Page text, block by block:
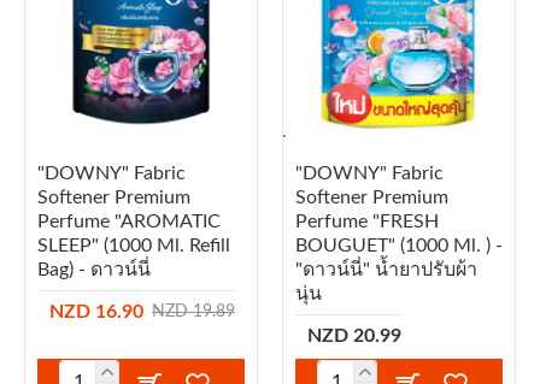
"DOWNY" Fabric
Softener Premium
Perfume "AROMATIC
SLEEP" (1000 Ml. Refill
Bag) - ดาวน์นี่
NZD 16.90 NZD 19.89
"DOWNY" Fabric
Softener Premium
Perfume "FRESH
BOUGUET" (1000 Ml. ) -
"ดาวน์นี่" น้ำยาปรับผ้า
นุ่น
NZD 20.99